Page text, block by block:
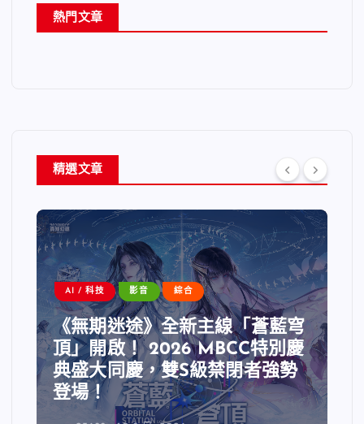
熱門文章
精選文章
AI / 科技 影音 綜合
《無期迷途》全新主線「蒼藍穹
頂」開啟！ 2026 MBCC特別慶
典盛大同慶，雙S級禁閉者強勢
登場！